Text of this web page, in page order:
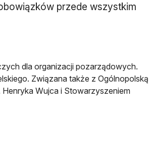
przede wszystkim
dla organizacji pozarządowych.
Związana także z Ogólnopolską
Wujca i Stowarzyszeniem